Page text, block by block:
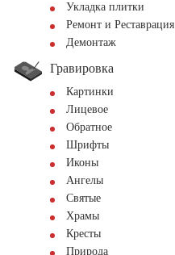
Укладка плитки
Ремонт и Реставрация
Демонтаж
Гравировка
Картинки
Лицевое
Обратное
Шрифты
Иконы
Ангелы
Святые
Храмы
Кресты
Природа